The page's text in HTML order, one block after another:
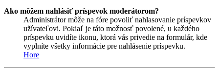
Ako môžem nahlásiť príspevok moderátorom?
Administrátor môže na fóre povoliť nahlasovanie príspevkov
užívateľovi. Pokiaľ je táto možnosť povolené, u každého
príspevku uvidíte ikonu, ktorá vás privedie na formulár, kde
vyplníte všetky informácie pre nahlásenie príspevku.
Hore